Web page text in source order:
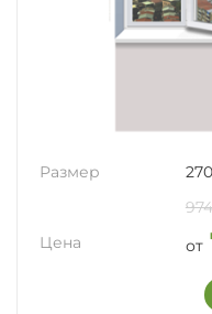
Размер
Цена
от